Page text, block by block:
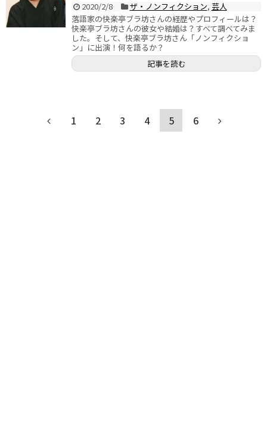
2020/2/8 ザ・ノンフィクション, 芸人
落語家の快楽亭ブラ坊さんの経歴やプロフィールは？
快楽亭ブラ坊さんの彼女や結婚は？すべて調べてみま
した。そして、快楽亭ブラ坊さん「ノンフィクショ
ン」に出演！何を語るか？
記事を読む
1 2 3 4 5 6